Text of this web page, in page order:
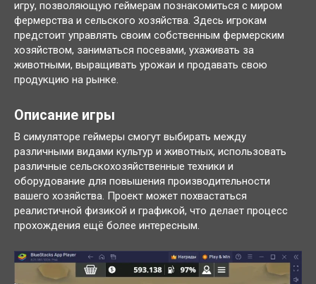
игру, позволяющую геймерам познакомиться с миром
фермерства и сельского хозяйства. Здесь игрокам
предстоит управлять своим собственным фермерским
хозяйством, заниматься посевами, ухаживать за
животными, выращивать урожаи и продавать свою
продукцию на рынке.
Описание игры
В симуляторе геймеры смогут выбирать между
различными видами культур и животных, использовать
различные сельскохозяйственные техники и
оборудование для повышения производительности
вашего хозяйства. Проект может похвастаться
реалистичной физикой и графикой, что делает процесс
прохождения ещё более интересным.